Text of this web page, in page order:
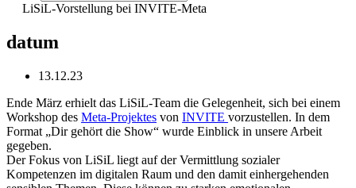
LiSiL-Vorstellung bei INVITE-Meta
datum
13.12.23
Ende März erhielt das LiSiL-Team die Gelegenheit, sich bei einem
Workshop des Meta-Projektes von INVITE vorzustellen. In dem
Format „Dir gehört die Show“ wurde Einblick in unsere Arbeit
gegeben.
Der Fokus von LiSiL liegt auf der Vermittlung sozialer
Kompetenzen im digitalen Raum und den damit einhergehenden